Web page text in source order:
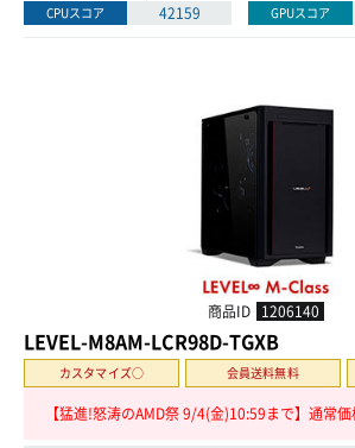
CPUスコア 42159 GPUスコア
商品ID 1206140
LEVEL-M8AM-LCR98D-TGXB
カスタマイズ○ 会員送料無料
【猛進!怒涛のAMD祭 9/4(金)10:59まで】通常